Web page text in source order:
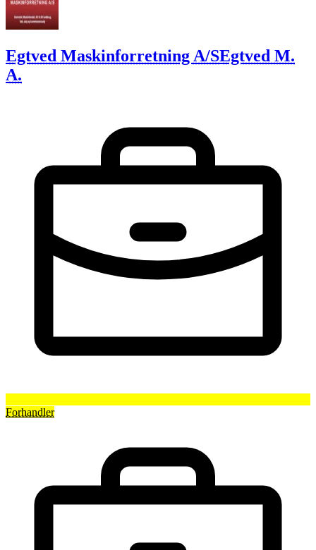
Egtved Maskinforretning A/SEgtved M.
A.
Forhandler